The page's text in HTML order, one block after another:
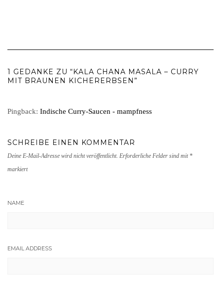
1 GEDANKE ZU “KALA CHANA MASALA – CURRY
MIT BRAUNEN KICHERERBSEN”
Pingback: Indische Curry-Saucen - mampfness
SCHREIBE EINEN KOMMENTAR
Deine E-Mail-Adresse wird nicht veröffentlicht. Erforderliche Felder sind mit *
markiert
NAME
EMAIL ADDRESS